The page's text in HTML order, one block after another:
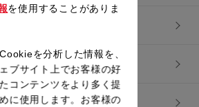
を使用することがありま
を分析した情報を、
ブサイト上でお客様の好
コンテンツをより多く提
に使用します。お客様の